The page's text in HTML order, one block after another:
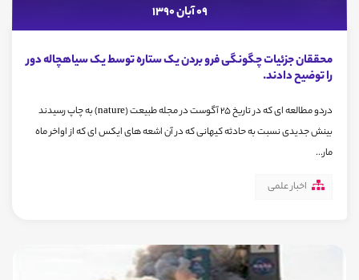
09 آبان 1390
محققان جزئیات چگونگی فرو بردن یک ستاره توسط یک سیاهچاله دور
را توضیح دادند.
دردو مطالعه ای که در تاریخ 25 آگوست در مجله طبیعت (nature) به چاپ رسیدند
بینش جدیدی نسبت به حادثه کیهانی که در آن اشعه های ایکس ای که از اواخر ماه
مار...
اخبار علمی